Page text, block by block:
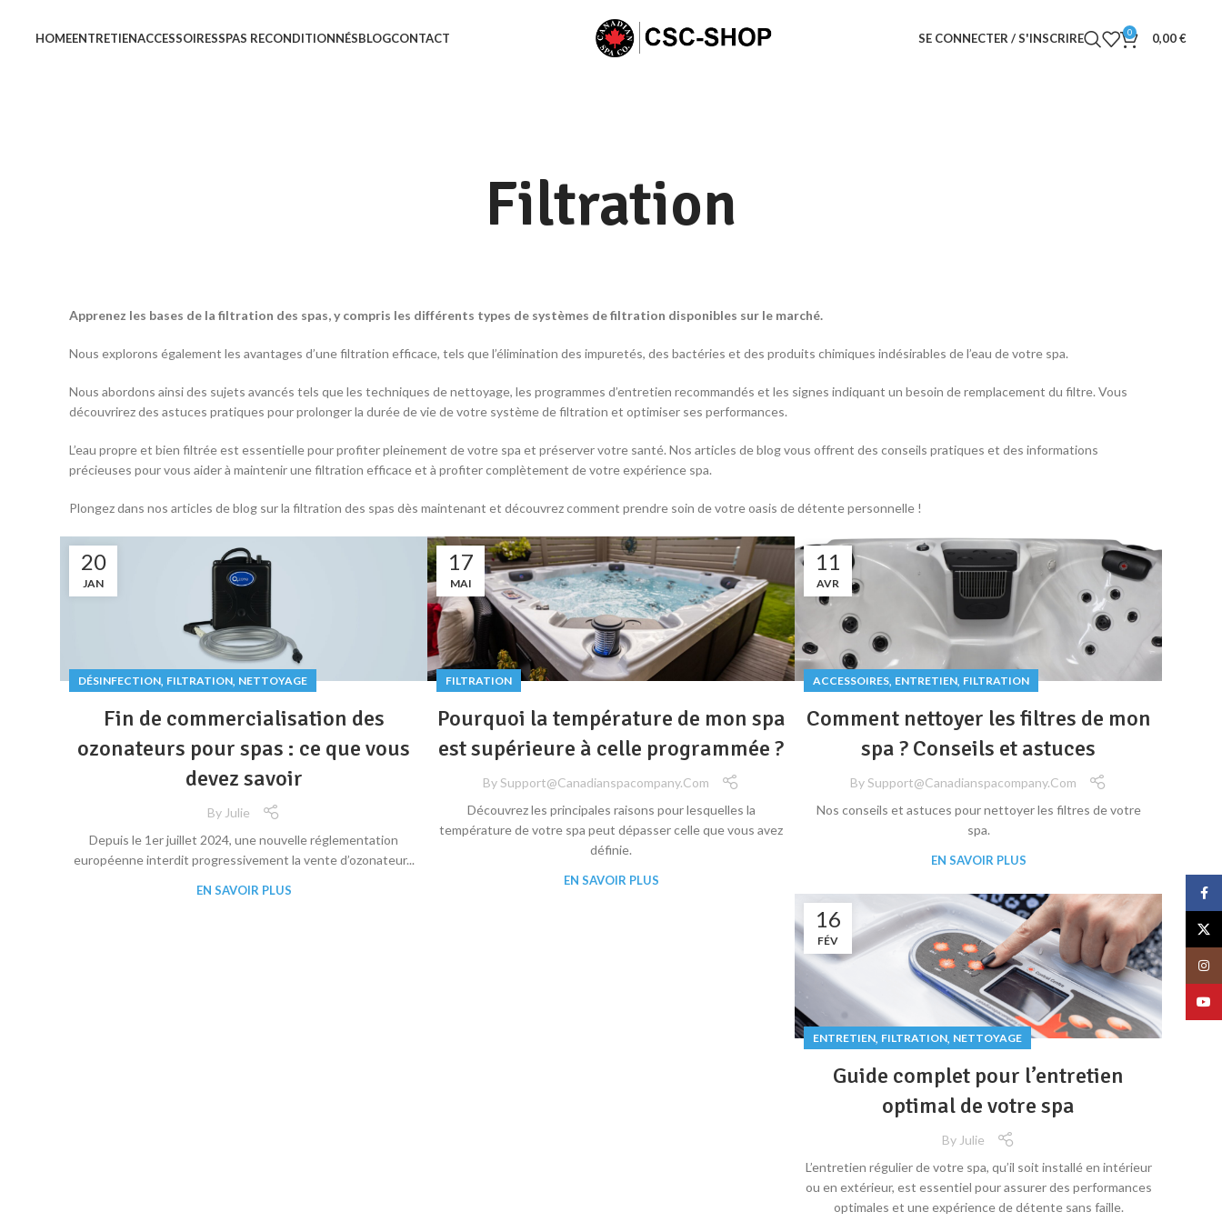
HOMEENTRETIENACCESSOIRESSPAS RECONDITIONNÉSBLOGCONTACT SE CONNECTER / S'INSCRIRE 0 0,00€
Filtration
Apprenez les bases de la filtration des spas, y compris les différents types de systèmes de filtration disponibles sur le marché.
Nous explorons également les avantages d’une filtration efficace, tels que l’élimination des impuretés, des bactéries et des produits chimiques indésirables de l’eau de votre spa.
Nous abordons ainsi des sujets avancés tels que les techniques de nettoyage, les programmes d’entretien recommandés et les signes indiquant un besoin de remplacement du filtre. Vous
découvrirez des astuces pratiques pour prolonger la durée de vie de votre système de filtration et optimiser ses performances.
L’eau propre et bien filtrée est essentielle pour profiter pleinement de votre spa et préserver votre santé. Nos articles de blog vous offrent des conseils pratiques et des informations
précieuses pour vous aider à maintenir une filtration efficace et à profiter complètement de votre expérience spa.
Plongez dans nos articles de blog sur la filtration des spas dès maintenant et découvrez comment prendre soin de votre oasis de détente personnelle !
20
JAN
DÉSINFECTION, FILTRATION, NETTOYAGE
Fin de commercialisation des
ozonateurs pour spas : ce que vous
devez savoir
By Julie
Depuis le 1er juillet 2024, une nouvelle réglementation
européenne interdit progressivement la vente d’ozonateur...
EN SAVOIR PLUS
17
MAI
FILTRATION
Pourquoi la température de mon spa
est supérieure à celle programmée ?
BySupport@canadianspacompany.com
Découvrez les principales raisons pour lesquelles la
température de votre spa peut dépasser celle que vous avez
définie.
EN SAVOIR PLUS
11
AVR
ACCESSOIRES, ENTRETIEN, FILTRATION
Comment nettoyer les filtres de mon
spa ? Conseils et astuces
BySupport@canadianspacompany.com
Nos conseils et astuces pour nettoyer les filtres de votre
spa.
EN SAVOIR PLUS
16
FÉV
ENTRETIEN, FILTRATION, NETTOYAGE
Guide complet pour l’entretien
optimal de votre spa
By Julie
L’entretien régulier de votre spa, qu’il soit installé en intérieur
ou en extérieur, est essentiel pour assurer des performances
optimales et une expérience de détente sans faille.